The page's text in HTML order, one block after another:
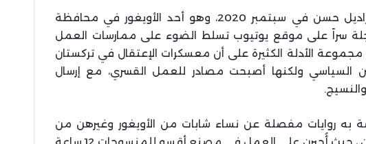
وجاء التحقيق في أعقاب إعتقال ميراديل حسن في سبتمبر 2020، وهو أحد الأويغور في محافظة
سراً على موقع يوتيوب تسلط الضوء على ممارسات العمل
الأدلة الكثيرة على أن معسكرات الإعتقال في تركستان
السياسي ولكنها أصبحت مصادر للعمل القسري، مع إرسال
روايات مفصلة عن نساء شابات من الأويغور وغيرهن من